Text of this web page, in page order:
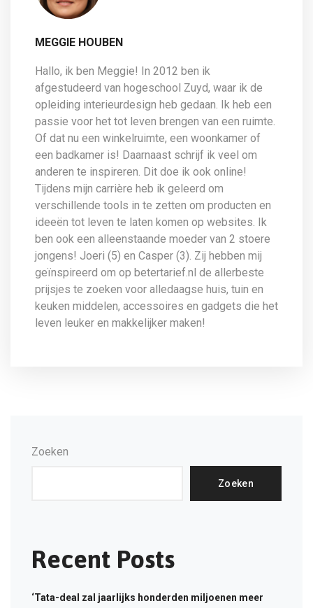
MEGGIE HOUBEN
Hallo, ik ben Meggie! In 2012 ben ik
afgestudeerd van hogeschool Zuyd, waar ik de
opleiding interieurdesign heb gedaan. Ik heb een
passie voor het tot leven brengen van een ruimte.
Of dat nu een winkelruimte, een woonkamer of
een badkamer is! Daarnaast schrijf ik veel om
anderen te inspireren. Dit doe ik ook online!
Tijdens mijn carrière heb ik geleerd om
verschillende tools in te zetten om producten en
ideeën tot leven te laten komen op websites. Ik
ben ook een alleenstaande moeder van 2 stoere
jongens! Joeri (5) en Casper (3). Zij hebben mij
geïnspireerd om op betertarief.nl de allerbeste
prijsjes te zoeken voor alledaagse huis, tuin en
keuken middelen, accessoires en gadgets die het
leven leuker en makkelijker maken!
Zoeken
Zoeken
Recent Posts
‘Tata-deal zal jaarlijks honderden miljoenen meer